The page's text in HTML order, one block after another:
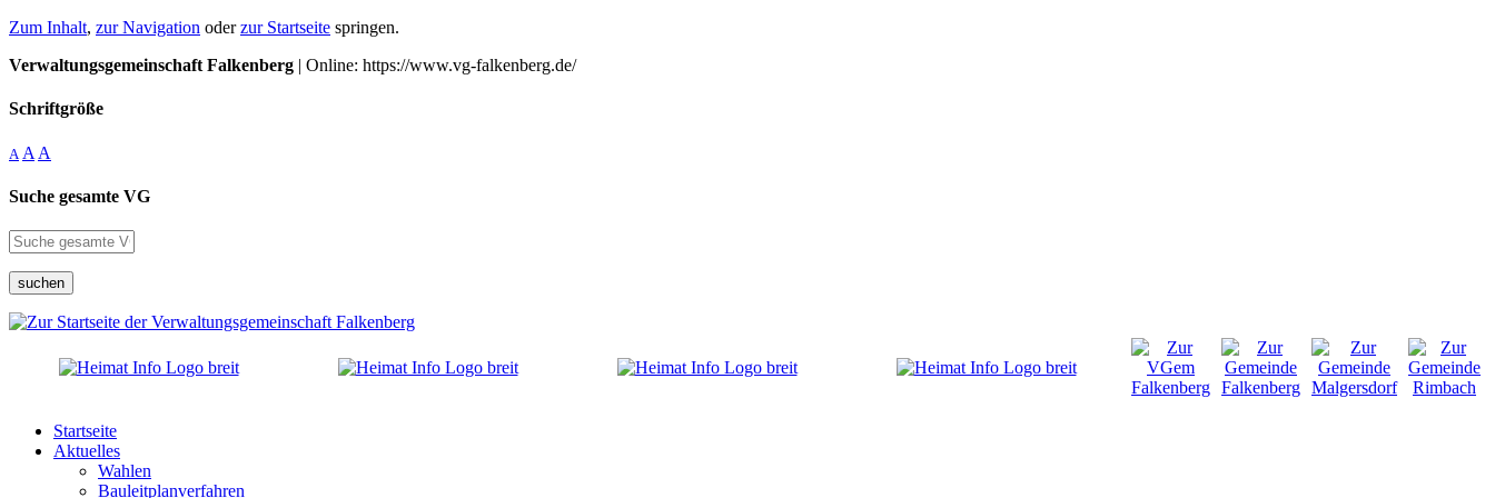
Zum Inhalt, zur Navigation oderzur Startseite springen.
Verwaltungsgemeinschaft Falkenberg | Online: https://www.vg-falkenberg.de/
Schriftgröße
A A A
Suche gesamte VG
suchen
Startseite
Aktuelles
Wahlen
Bauleitplanverfahren